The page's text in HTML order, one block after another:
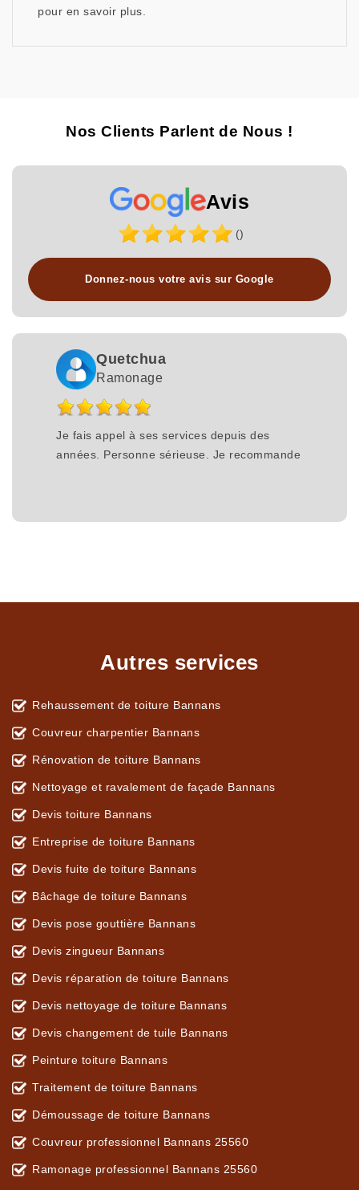
pour en savoir plus.
Nos Clients Parlent de Nous !
Avis
()
Donnez-nous votre avis sur Google
Quetchua
Ramonage
Je fais appel à ses services depuis des
années. Personne sérieuse. Je recommande
Autres services
Rehaussement de toiture Bannans
Couvreur charpentier Bannans
Rénovation de toiture Bannans
Nettoyage et ravalement de façade Bannans
Devis toiture Bannans
Entreprise de toiture Bannans
Devis fuite de toiture Bannans
Bâchage de toiture Bannans
Devis pose gouttière Bannans
Devis zingueur Bannans
Devis réparation de toiture Bannans
Devis nettoyage de toiture Bannans
Devis changement de tuile Bannans
Peinture toiture Bannans
Traitement de toiture Bannans
Démoussage de toiture Bannans
Couvreur professionnel Bannans 25560
Ramonage professionnel Bannans 25560